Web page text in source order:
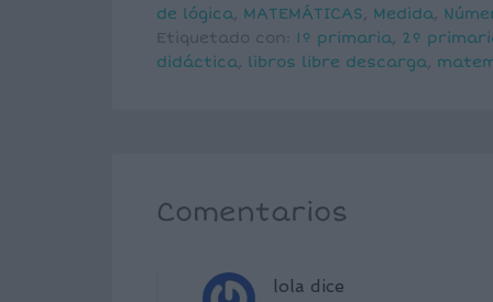
de lógica, MATEMÁTICAS, Medida,
Etiquetado con: 1º primaria, 2º
didáctica, libros libre descarga,
Comentarios
lola dice